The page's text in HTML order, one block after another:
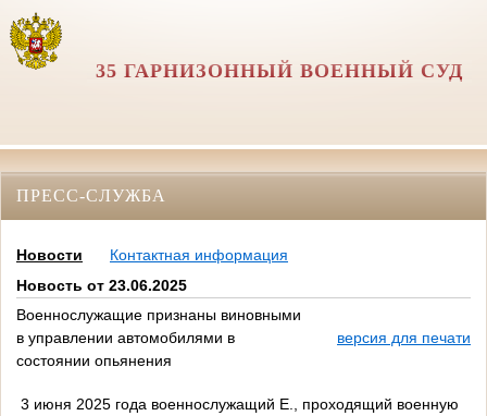
35 ГАРНИЗОННЫЙ ВОЕННЫЙ СУД
ПРЕСС-СЛУЖБА
Новости
Контактная информация
Новость от 23.06.2025
Военнослужащие признаны виновными
в управлении автомобилями в
состоянии опьянения
версия для печати
3 июня 2025 года военнослужащий Е., проходящий военную